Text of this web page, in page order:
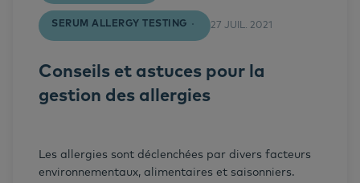
SERUM ALLERGY TESTING 27 JUIL. 2021
Conseils et astuces pour la
gestion des allergies
Les allergies sont déclenchées par divers facteurs
environnementaux, alimentaires et saisonniers.